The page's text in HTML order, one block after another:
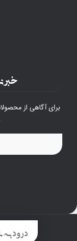
برای آگاهی از
درود